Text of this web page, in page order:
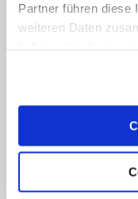
Partner führen diese
weiteren Daten
fasst die